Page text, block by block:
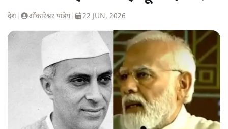
देश ओंकारेश्वर पांडेय| 22 JUN, 2026